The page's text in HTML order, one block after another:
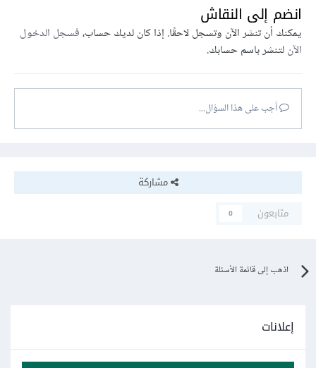
انضم إلى النقاش
يمكنك أن تنشر الآن وتسجل لاحقًا. إذا كان لديك حساب،فسجل الدخول
الآنلتنشر باسم حسابك.
أجب على هذا السؤال...
مشاركة
متابعون
0
اذهب إلى قائمة الأسئلة
إعلانات